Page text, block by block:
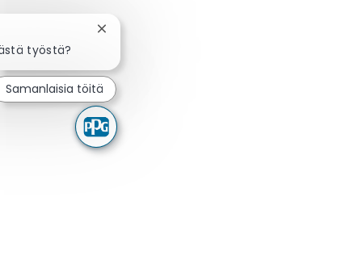
työstä?
Sulje chatbot-ilmoitus
Samanlaisia töitä